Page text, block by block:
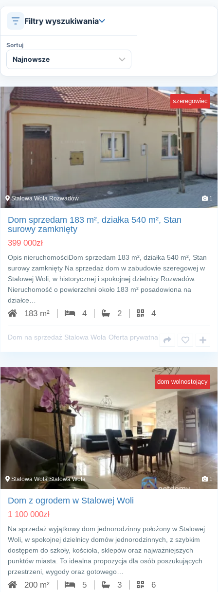
Filtry wyszukiwania
Sortuj
szeregowiec
Stalowa Wola Rozwadów 1
Dom sprzedam 183 m², działka 540 m², Stan
surowy zamknięty
399 000zł
Opis nieruchomościDom sprzedam 183 m², działka 540 m², Stan
surowy zamknięty Na sprzedaż dom w zabudowie szeregowej w
Stalowej Woli, w historycznej i spokojnej dzielnicy Rozwadów.
Nieruchomość o powierzchni około 183 m² posadowiona na
działce…
183 m² 4 2 4
Dom na sprzedaż Stalowa Wola Oferta prywatna
dom wolnostojący
Stalowa Wola Stalowa Wola 1
Dom z ogrodem w Stalowej Woli
1 100 000zł
Na sprzedaż wyjątkowy dom jednorodzinny położony w Stalowej
Woli, w spokojnej dzielnicy domów jednorodzinnych, z szybkim
dostępem do szkoły, kościoła, sklepów oraz najważniejszych
punktów miasta. To idealna propozycja dla osób poszukujących
przestrzeni, wygody oraz gotowego…
200 m² 5 3 6